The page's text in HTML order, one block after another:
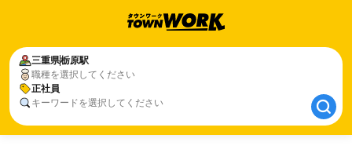
三重県栃原駅
職種を選択してください
正社員
キーワードを選択してください
三重県栃原駅
正社員